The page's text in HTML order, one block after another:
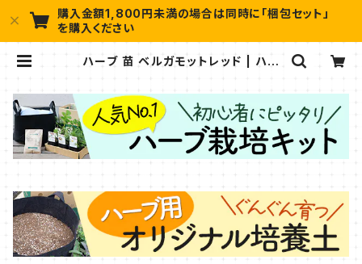
購入金額1,800円未満の場合は同時に「梱包セット」
を購入ください
ハーブ 苗 ベルガモットレッド | ハー